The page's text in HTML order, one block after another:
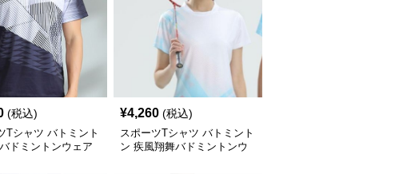
(税込)
Tシャツ バトミント
ドミントンウェア
¥4,260 (税込)
スポーツTシャツ バトミント
ン 疾風翔舞バドミントンウ